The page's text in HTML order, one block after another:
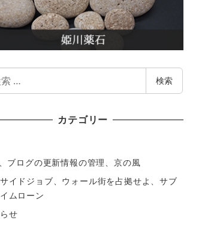
検索
カテゴリー
ブログの更新情報の管理、京の風
イドジョブ、ウォール街を占拠せよ、サブ
ムローン
せ